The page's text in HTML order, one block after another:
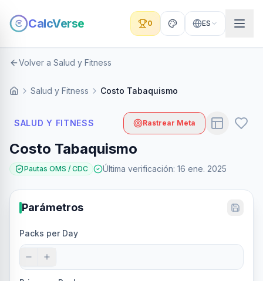
CalcVerse 0 ES
Volver a Salud y Fitness
Salud y Fitness Costo Tabaquismo
SALUD Y FITNESS Rastrear Meta
Costo Tabaquismo
Pautas OMS / CDC Última verificación: 16 ene. 2025
Parámetros
Packs per Day